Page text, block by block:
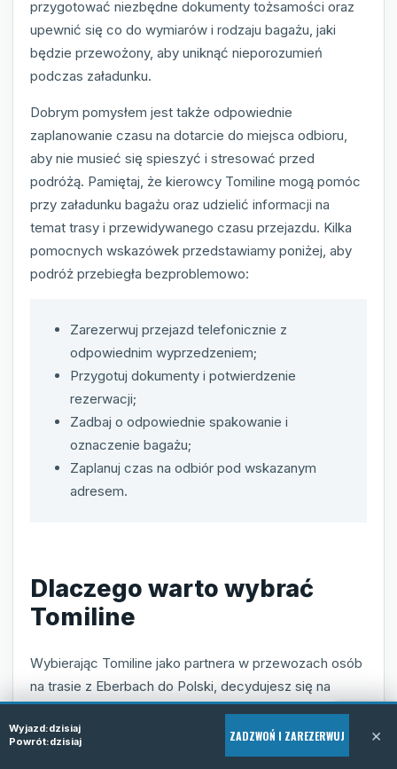
przygotować niezbędne dokumenty tożsamości oraz
upewnić się co do wymiarów i rodzaju bagażu, jaki
będzie przewożony, aby uniknąć nieporozumień
podczas załadunku.
Dobrym pomysłem jest także odpowiednie
zaplanowanie czasu na dotarcie do miejsca odbioru,
aby nie musieć się spieszyć i stresować przed
podróżą. Pamiętaj, że kierowcy Tomiline mogą pomóc
przy załadunku bagażu oraz udzielić informacji na
temat trasy i przewidywanego czasu przejazdu. Kilka
pomocnych wskazówek przedstawiamy poniżej, aby
podróż przebiegła bezproblemowo:
Zarezerwuj przejazd telefonicznie z
odpowiednim wyprzedzeniem;
Przygotuj dokumenty i potwierdzenie
rezerwacji;
Zadbaj o odpowiednie spakowanie i
oznaczenie bagażu;
Zaplanuj czas na odbiór pod wskazanym
adresem.
Dlaczego warto wybrać
Tomiline
Wybierając Tomiline jako partnera w przewozach osób
na trasie z Eberbach do Polski, decydujesz się na
najwyższą jakość usług i profesjonalizm. Nasza firma
kładzie nacisk na bezpieczeństwo, komfort oraz
punktualność, co potwierdzają liczne pozytywne opinie
Wyjazd:dzisiaj
Powrót:dzisiaj ZADZWOŃ I ZAREZERWUJ ×